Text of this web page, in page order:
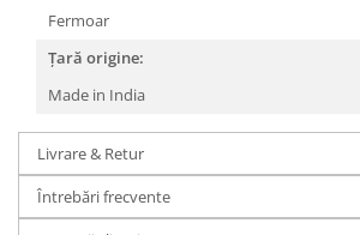
Fermoar
Țară origine:
Made in India
Livrare & Retur
Întrebări frecvente